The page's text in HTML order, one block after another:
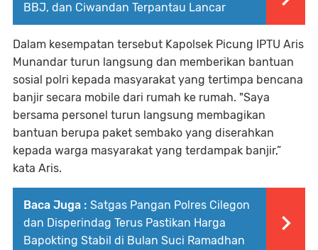
BBJ, dan Ciwandan Terpantau Lancar
Dalam kesempatan tersebut Kapolsek Picung IPTU Aris
Munandar turun langsung dan memberikan bantuan
sosial polri kepada masyarakat yang tertimpa bencana
banjir secara mobile dari rumah ke rumah. "Saya
bersama personel turun langsung membagikan
bantuan berupa paket sembako yang diserahkan
kepada warga masyarakat yang terdampak banjir,”
kata Aris.
Baca Juga : Satgas Pangan Polres Cilegon
dan Disperindag Terus Pastikan Harga
Bapokting Stabil di Bulan Suci Ramadhan